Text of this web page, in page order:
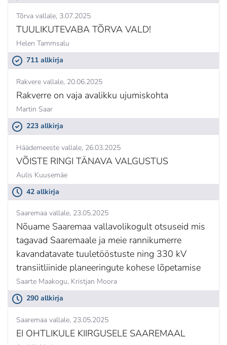
Tõrva vallale 3.07.2025
TUULIKUTEVABA TÕRVA VALD!
Helen Tammsalu
711 allkirja
Rakvere vallale 20.06.2025
Rakverre on vaja avalikku ujumiskohta
Martin Saar
223 allkirja
Häädemeeste vallale 26.03.2025
VÕISTE RINGI TÄNAVA VALGUSTUS
Aulis Kuusemäe
42 allkirja
Saaremaa vallale 23.05.2025
Nõuame Saaremaa vallavolikogult otsuseid mis
tagavad Saaremaale ja meie rannikumerre
kavandatavate tuuletööstuste ning 330 kV
transiitliinide planeeringute kohese lõpetamise
Saarte Maakogu, Kristjan Moora
290 allkirja
Saaremaa vallale 23.05.2025
EI OHTLIKULE KIIRGUSELE SAAREMAAL